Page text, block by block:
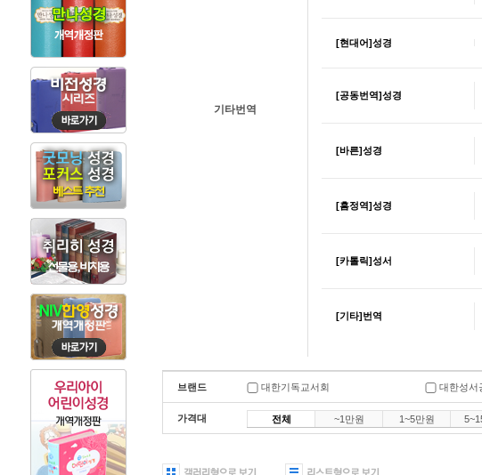
기타번역
[현대어]성경
[공동번역]성경
[바른]성경
[흠정역]성경
[카톨릭]성서
[기타]번역
브랜드 대한기독교서회 대한성서
아가페 위즈덤
가격대 전체 ~1만원 1~5만원